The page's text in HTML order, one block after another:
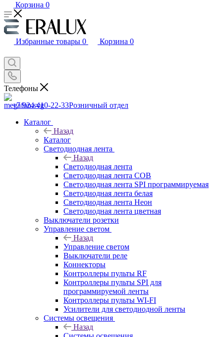
Корзина 0
Избранные товары 0 Корзина 0
Телефоны
+7 924 410-22-33Розничный отдел
Каталог
Назад
Каталог
Светодиодная лента
Назад
Светодиодная лента
Светодиодная лента COB
Светодиодная лента SPI программируемая
Светодиодная лента белая
Светодиодная лента Неон
Светодиодная лента цветная
Выключатели розетки
Управление светом
Назад
Управление светом
Выключатели реле
Коннекторы
Контроллеры пульты RF
Контроллеры пульты SPI для
программируемой ленты
Контроллеры пульты WI-FI
Усилители для светодиодной ленты
Системы освещения
Назад